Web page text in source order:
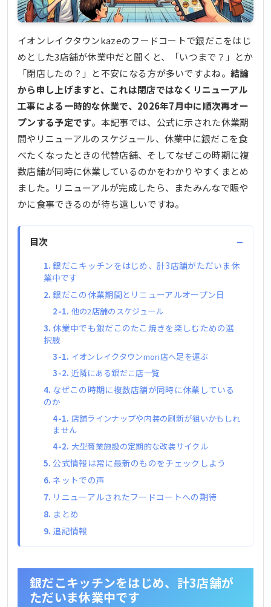
イオンレイクタウンkazeのフードコートで銀だこをはじ
めとした3店舗が休業中だと聞くと、「いつまで？」とか
「閉店したの？」と不安になる方が多いですよね。 結論
から申し上げますと、これは閉店ではなくリニューアル
工事による一時的な休業で、2026年7月中に順次再オー
プンする予定です。本記事では、公式に示された休業期
間やリニューアルのスケジュール、休業中に銀だこを食
べたくなったときの代替店舗、そしてなぜこの時期に複
数店舗が同時に休業しているのかをわかりやすくまとめ
ました。リニューアルが完成したら、またみんなで賑や
かに食事できるのが待ち遠しいですね。
目次 −
銀だこキッチンをはじめ、計3店舗がただいま休
業中です
銀だこの休業期間とリニューアルオープン日
他の2店舗のスケジュール
休業中でも銀だこのたこ焼きを楽しむための選
択肢
イオンレイクタウンmori店へ足を運ぶ
近隣にある銀だこ店一覧
なぜこの時期に複数店舗が同時に休業している
のか
店舗ラインナップや内装の刷新が狙いかもしれ
ません
大型商業施設の定期的な改装サイクル
公式情報は常に最新のものをチェックしよう
ネットでの声
リニューアルされたフードコートへの期待
まとめ
追記情報
銀だこキッチンをはじめ、計3店舗が
ただいま休業中です